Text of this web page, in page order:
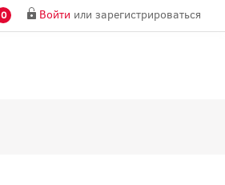
0 Войти или зарегистрироваться